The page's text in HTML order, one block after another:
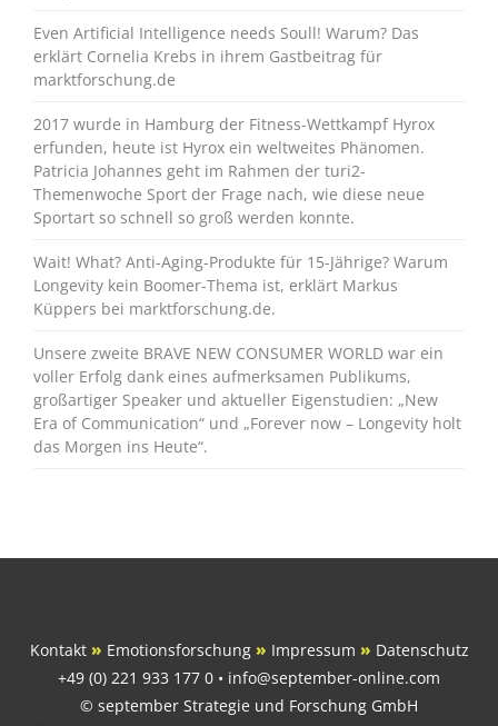
Even Artificial Intelligence needs Soull! Warum? Das
erklärt Cornelia Krebs in ihrem Gastbeitrag für
marktforschung.de
2017 wurde in Hamburg der Fitness-Wettkampf Hyrox
erfunden, heute ist Hyrox ein weltweites Phänomen.
Patricia Johannes geht im Rahmen der turi2-
Themenwoche Sport der Frage nach, wie diese neue
Sportart so schnell so groß werden konnte.
Wait! What? Anti-Aging-Produkte für 15-Jährige? Warum
Longevity kein Boomer-Thema ist, erklärt Markus
Küppers bei marktforschung.de.
Unsere zweite BRAVE NEW CONSUMER WORLD war ein
voller Erfolg dank eines aufmerksamen Publikums,
großartiger Speaker und aktueller Eigenstudien: „New
Era of Communication“ und „Forever now – Longevity holt
das Morgen ins Heute“.
Kontakt» Emotionsforschung» Impressum » Datenschutz
+49 (0) 221 933 177 0 • info@september-online.com
© september Strategie und Forschung GmbH